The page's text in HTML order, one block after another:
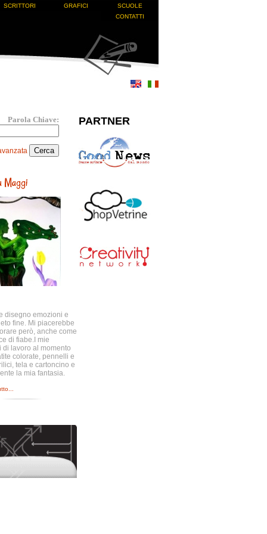
SCRITTORI GRAFICI
SCUOLE
CONTATTI
Parola Chiave:
Maggi
disegno emozioni e
fine. Mi piacerebbe
però, anche come
di fiabe.I mie
di lavoro al momento
colorate, pennelli e
tela e cartoncino e
la mia fantasia.
PARTNER